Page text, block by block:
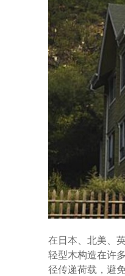
在日本、北美、
轻型木构造在许
径传递荷载，避